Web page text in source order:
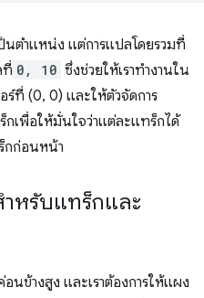
นตำแหน่ง แต่การแปลโดยรวมที่
ที่ 0, 10 ซึ่งช่วยให้เราทำงานใน
ร์ที่ (0, 0) และให้ตัวจัดการ
เพื่อให้มั่นใจว่าแต่ละแทร็กได้
กก่อนหน้า
หรับแทร็กและ
นข้างสูง และเราต้องการให้แผง